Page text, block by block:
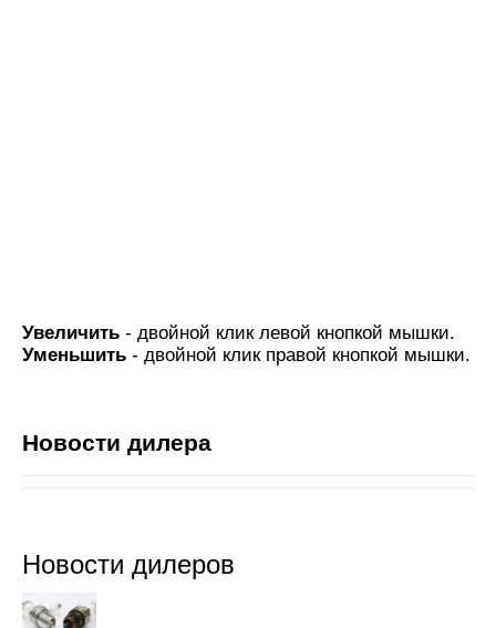
Увеличить - двойной клик левой кнопкой мышки.
Уменьшить - двойной клик правой кнопкой мышки.
Новости дилера
Новости дилеров